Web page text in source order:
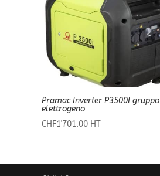
Pramac Inverter P3500I gruppo
elettrogeno
CHF1'701.00 HT